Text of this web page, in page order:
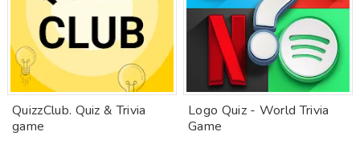
QuizzClub. Quiz & Trivia
game
Logo Quiz - World Trivia
Game